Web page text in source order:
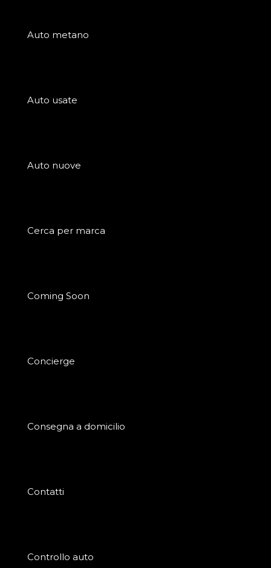
Auto metano
Auto usate
Auto nuove
Cerca per marca
Coming Soon
Concierge
Consegna a domicilio
Contatti
Controllo auto